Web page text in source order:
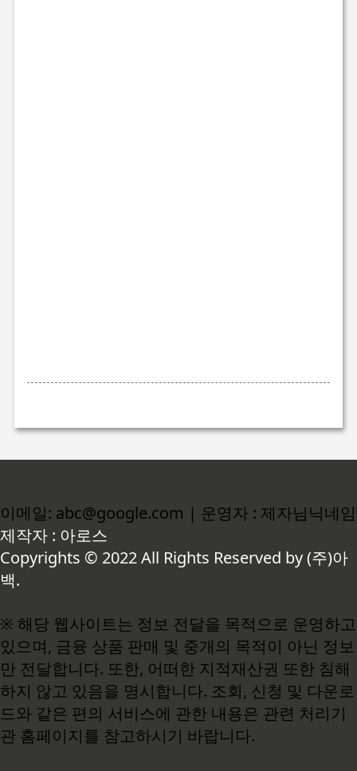
이메일: abc@google.com | 운영자 : 제자님닉네임
제작자 : 아로스
Copyrights © 2022 All Rights Reserved by (주)아
백.
※ 해당 웹사이트는 정보 전달을 목적으로 운영하고
있으며, 금융 상품 판매 및 중개의 목적이 아닌 정보
만 전달합니다. 또한, 어떠한 지적재산권 또한 침해
하지 않고 있음을 명시합니다. 조회, 신청 및 다운로
드와 같은 편의 서비스에 관한 내용은 관련 처리기
관 홈페이지를 참고하시기 바랍니다.